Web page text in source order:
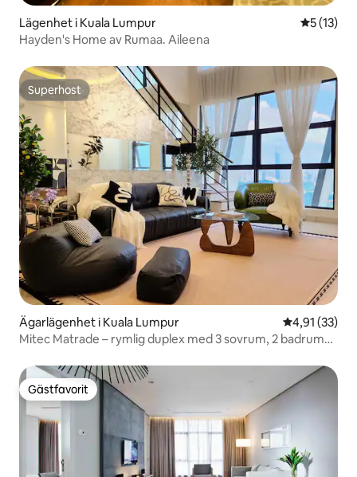
Lägenhet i Kuala Lumpur 5 av 5 i
5 (13)
Hayden's Home av Rumaa. Aileena
Superhost
Superhost
Ägarlägenhet i Kuala Lumpur 4,91 av 5 i
4,91 (33)
Mitec Matrade – rymlig duplex med 3 sovrum, 2 badrum
Gästfavorit
Gästfavorit